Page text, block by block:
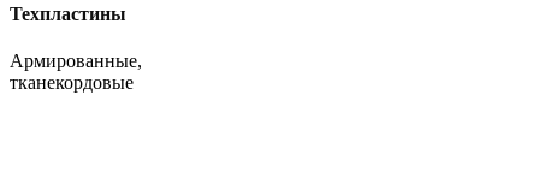
Техпластины
Армированные,
тканекордовые